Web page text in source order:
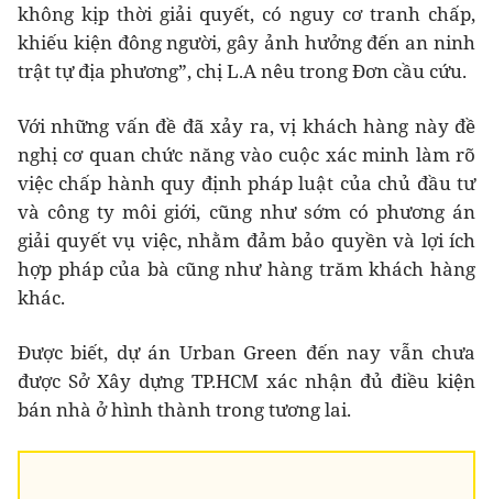
không kịp thời giải quyết, có nguy cơ tranh chấp,
khiếu kiện đông người, gây ảnh hưởng đến an ninh
trật tự địa phương”, chị L.A nêu trong Đơn cầu cứu.
Với những vấn đề đã xảy ra, vị khách hàng này đề
nghị cơ quan chức năng vào cuộc xác minh làm rõ
việc chấp hành quy định pháp luật của chủ đầu tư
và công ty môi giới, cũng như sớm có phương án
giải quyết vụ việc, nhằm đảm bảo quyền và lợi ích
hợp pháp của bà cũng như hàng trăm khách hàng
khác.
Được biết, dự án Urban Green đến nay vẫn chưa
được Sở Xây dựng TP.HCM xác nhận đủ điều kiện
bán nhà ở hình thành trong tương lai.